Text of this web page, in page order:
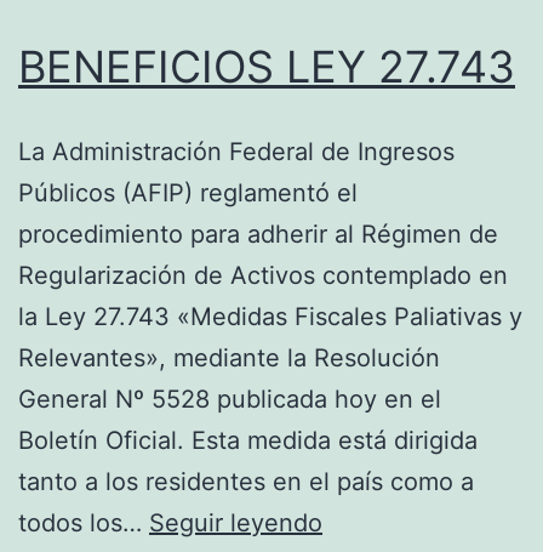
BENEFICIOS LEY 27.743
La Administración Federal de Ingresos
Públicos (AFIP) reglamentó el
procedimiento para adherir al Régimen de
Regularización de Activos contemplado en
la Ley 27.743 «Medidas Fiscales Paliativas y
Relevantes», mediante la Resolución
General Nº 5528 publicada hoy en el
Boletín Oficial. Esta medida está dirigida
tanto a los residentes en el país como a
todos los… Seguir leyendo